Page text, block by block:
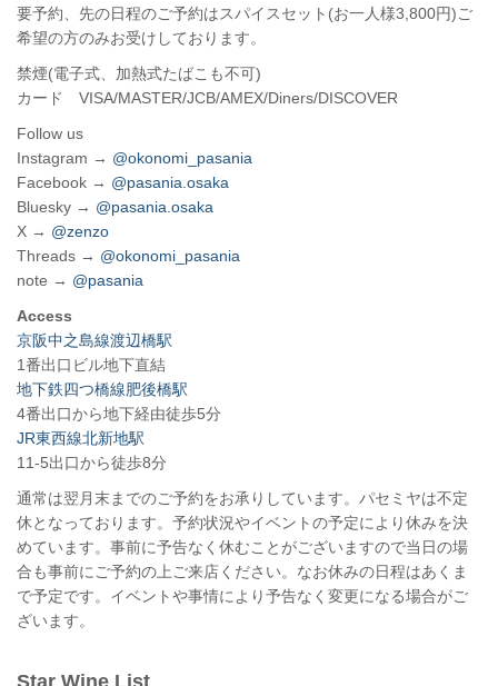
要予約、先の日程のご予約はスパイスセット(お一人様3,800円)ご
希望の方のみお受けしております。
禁煙(電子式、加熱式たばこも不可)
カード VISA/MASTER/JCB/AMEX/Diners/DISCOVER
Follow us
Instagram → @okonomi_pasania
Facebook → @pasania.osaka
Bluesky → @pasania.osaka
X → @zenzo
Threads → @okonomi_pasania
note → @pasania
Access
京阪中之島線渡辺橋駅
1番出口ビル地下直結
地下鉄四つ橋線肥後橋駅
4番出口から地下経由徒歩5分
JR東西線北新地駅
11-5出口から徒歩8分
通常は翌月末までのご予約をお承りしています。パセミヤは不定
休となっております。予約状況やイベントの予定により休みを決
めています。事前に予告なく休むことがございますので当日の場
合も事前にご予約の上ご来店ください。なお休みの日程はあくま
で予定です。イベントや事情により予告なく変更になる場合がご
ざいます。